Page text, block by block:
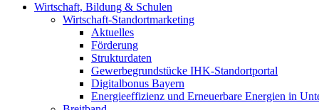
Wirtschaft, Bildung & Schulen
Wirtschaft-Standortmarketing
Aktuelles
Förderung
Strukturdaten
Gewerbegrundstücke IHK-Standortportal
Digitalbonus Bayern
Energieeffizienz und Erneuerbare Energien in